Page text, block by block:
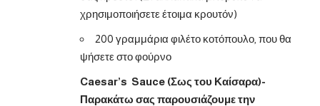
χρησιμοποιήσετε έτοιμα κρουτόν)
200 γραμμάρια φιλέτο κοτόπουλο, που θα
ψήσετε στο φούρνο
Caesar’s Sauce (Σως του Καίσαρα)-
Παρακάτω σας παρουσιάζουμε την